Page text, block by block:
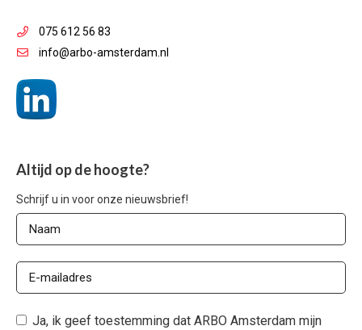
075 612 56 83
info@arbo-amsterdam.nl
Altijd op de hoogte?
Schrijf u in voor onze nieuwsbrief!
Ja, ik geef toestemming dat ARBO Amsterdam mijn